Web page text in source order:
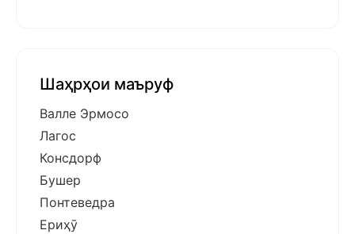
Шаҳрҳои маъруф
Валле Эрмосо
Лагос
Консдорф
Бушер
Понтеведра
Ериҳӯ